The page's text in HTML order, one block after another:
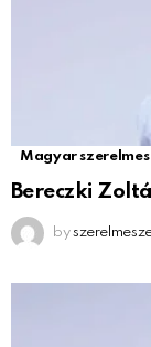
Magyar
Bereczki
by